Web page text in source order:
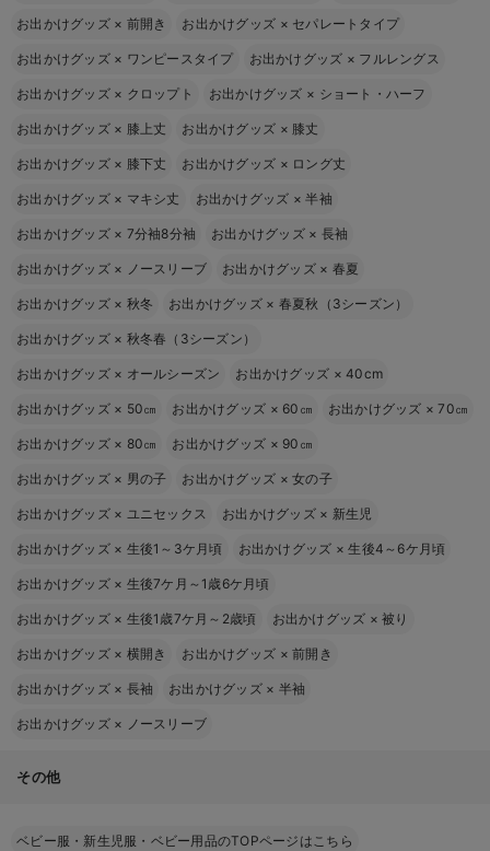
お出かけグッズ × 前開き お出かけグッズ × セパレートタイプ
お出かけグッズ × ワンピースタイプ お出かけグッズ × フルレングス
お出かけグッズ × クロップト お出かけグッズ × ショート・ハーフ
お出かけグッズ × 膝上丈 お出かけグッズ × 膝丈
お出かけグッズ × 膝下丈 お出かけグッズ × ロング丈
お出かけグッズ × マキシ丈 お出かけグッズ ×半袖
お出かけグッズ × 7分袖8分袖 お出かけグッズ × 長袖
お出かけグッズ × ノースリーブ お出かけグッズ × 春夏
お出かけグッズ × 秋冬 お出かけグッズ × 春夏秋（3シーズン）
お出かけグッズ × 秋冬春（3シーズン）
お出かけグッズ × オールシーズン お出かけグッズ ×40cm
お出かけグッズ × 50㎝ お出かけグッズ × 60㎝ お出かけグッズ ×70㎝
お出かけグッズ × 80㎝ お出かけグッズ × 90㎝
お出かけグッズ × 男の子 お出かけグッズ ×女の子
お出かけグッズ × ユニセックス お出かけグッズ × 新生児
お出かけグッズ × 生後1～3ケ月頃 お出かけグッズ ×生後4～6ケ月頃
お出かけグッズ × 生後7ケ月～1歳6ケ月頃
お出かけグッズ × 生後1歳7ケ月～2歳頃 お出かけグッズ ×被り
お出かけグッズ × 横開き お出かけグッズ ×前開き
お出かけグッズ × 長袖 お出かけグッズ × 半袖
お出かけグッズ × ノースリーブ
その他
ベビー服・新生児服・ベビー用品のTOPページはこちら